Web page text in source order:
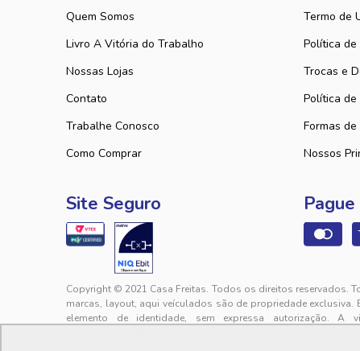
Quem Somos
Livro A Vitória do Trabalho
Nossas Lojas
Contato
Trabalhe Conosco
Como Comprar
Termo de
Política de
Trocas e
Política de
Formas
Nossos
Site Seguro
Copyright © 2021 Casa Freitas. Todos os direitos
marcas, layout, aqui veículados são de propriedade
elemento de identidade, sem expressa autorização. A